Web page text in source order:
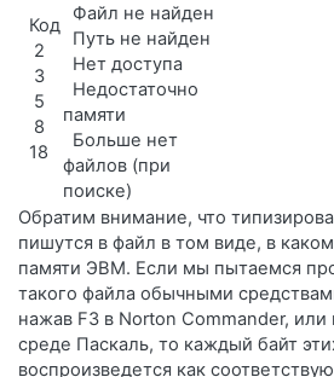
Код
2
3
5
8
18
Файл не найден
Путь не найден
Нет доступа
Недостаточно
памяти
Больше нет
файлов (при
поиске)
Обратим внимание, что
пишутся в файл в том виде, в
памяти ЭВМ. Если мы пытаемся
такого файла обычными
нажав F3 в Norton Commander,
среде Паскаль, то каждый байт
воспроизведется как